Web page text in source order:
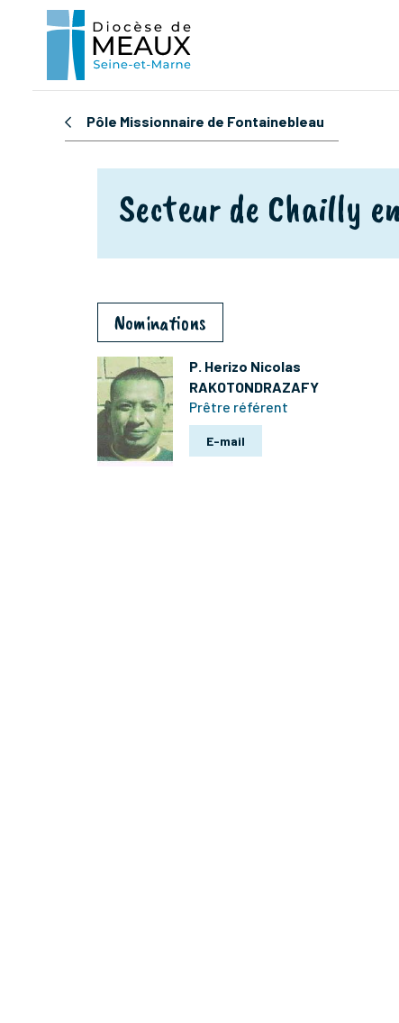
Pôle Missionnaire de Fontainebleau
Secteur de Chailly
Nominations
P. Herizo Nicolas
RAKOTONDRAZAFY
Prêtre référent
E-mail